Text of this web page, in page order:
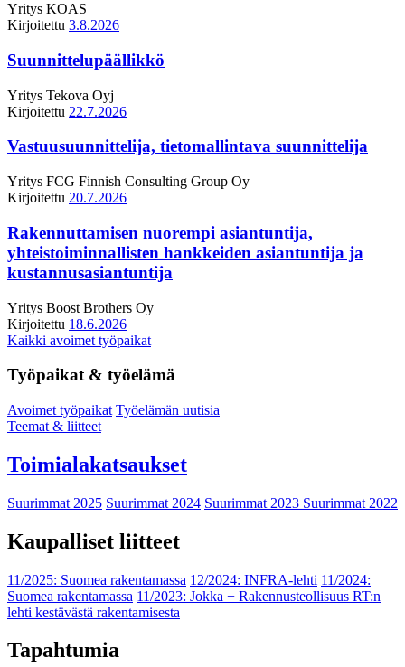
Yritys KOAS
Kirjoitettu 3.8.2026
Suunnittelupäällikkö
Yritys Tekova Oyj
Kirjoitettu 22.7.2026
Vastuusuunnittelija, tietomallintava suunnittelija
Yritys FCG Finnish Consulting Group Oy
Kirjoitettu 20.7.2026
Rakennuttamisen nuorempi asiantuntija,
yhteistoiminnallisten hankkeiden asiantuntija ja
kustannusasiantuntija
Yritys Boost Brothers Oy
Kirjoitettu 18.6.2026
Kaikki avoimet työpaikat
Työpaikat & työelämä
Avoimet työpaikat Työelämän uutisia
Teemat & liitteet
Toimialakatsaukset
Suurimmat 2025 Suurimmat 2024 Suurimmat 2023 Suurimmat 2022
Kaupalliset liitteet
11/2025: Suomea rakentamassa 12/2024: INFRA-lehti 11/2024:
Suomea rakentamassa 11/2023: Jokka − Rakennusteollisuus RT:n
lehti kestävästä rakentamisesta
Tapahtumia